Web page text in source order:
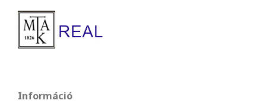
Információ